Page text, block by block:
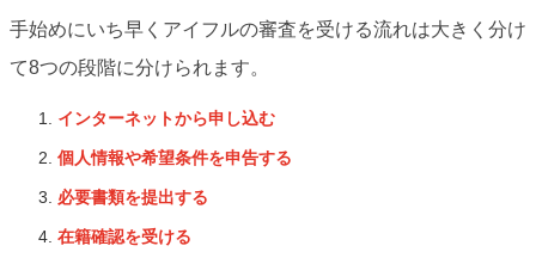
手始めにいち早くアイフルの審査を受ける流れは大きく分け
て8つの段階に分けられます。
インターネットから申し込む
個人情報や希望条件を申告する
必要書類を提出する
在籍確認を受ける